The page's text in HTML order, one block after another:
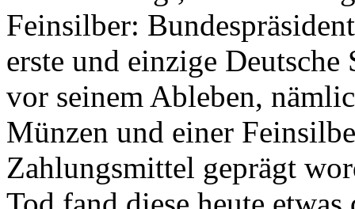
Feinsilber:
erste und einzige Deutsche
vor seinem Ableben,
Münzen und einer
Zahlungsmittel geprägt